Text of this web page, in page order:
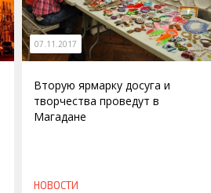
07.11.2017
Вторую ярмарку досуга и
творчества проведут в
Магадане
НОВОСТИ